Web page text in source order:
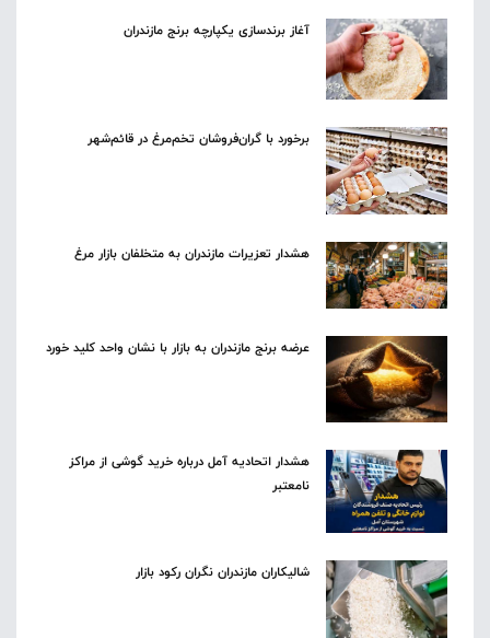
آغاز برندسازی یکپارچه برنج مازندران
برخورد با گران‌فروشان تخم‌مرغ در قائم‌شهر
هشدار تعزیرات مازندران به متخلفان بازار مرغ
عرضه برنج مازندران به بازار با نشان واحد کلید خورد
هشدار اتحادیه آمل درباره خرید گوشی از مراکز
نامعتبر
شالیکاران مازندران نگران رکود بازار